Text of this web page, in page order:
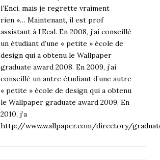
l’Enci, mais je regrette vraiment
rien »… Maintenant, il est prof
assistant à l’Ecal. En 2008, j’ai conseillé
un étudiant d’une « petite » école de
design qui a obtenu le Wallpaper
graduate award 2008. En 2009, j’ai
conseillé un autre étudiant d’une autre
« petite » école de design qui a obtenu
le Wallpaper graduate award 2009. En
2010, j’a
http://www.wallpaper.com/directory/